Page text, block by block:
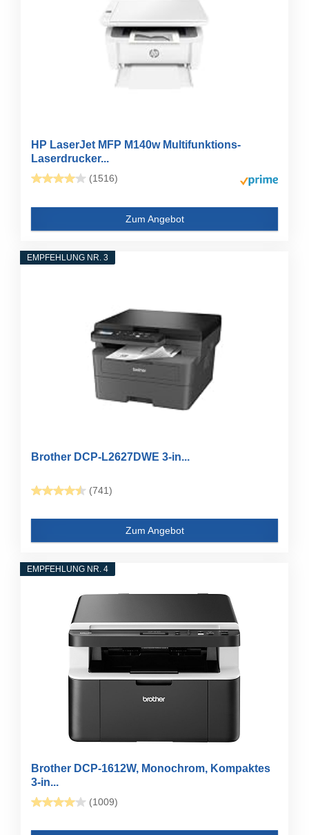
HP LaserJet MFP M140w Multifunktions-
Laserdrucker...
(1516)
Zum Angebot
EMPFEHLUNG NR. 3
Brother DCP-L2627DWE 3-in...
(741)
Zum Angebot
EMPFEHLUNG NR. 4
Brother DCP-1612W, Monochrom, Kompaktes
3-in...
(1009)